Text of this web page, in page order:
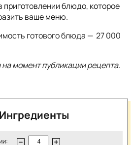
приготовлении блюдо, которое
ваше меню.
готового блюда — 27 000
момент публикации рецепта.
Ингредиенты